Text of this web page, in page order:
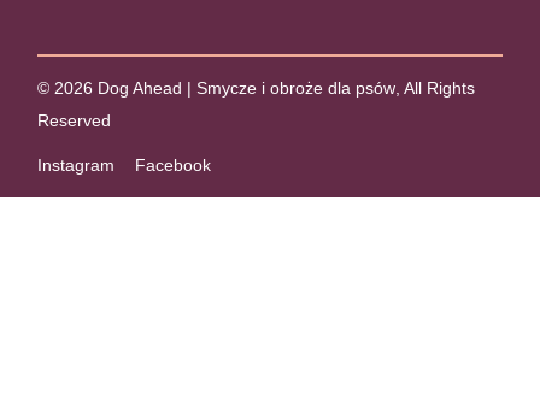
© 2026 Dog Ahead | Smycze i obroże dla psów , All Rights
Reserved
Instagram Facebook